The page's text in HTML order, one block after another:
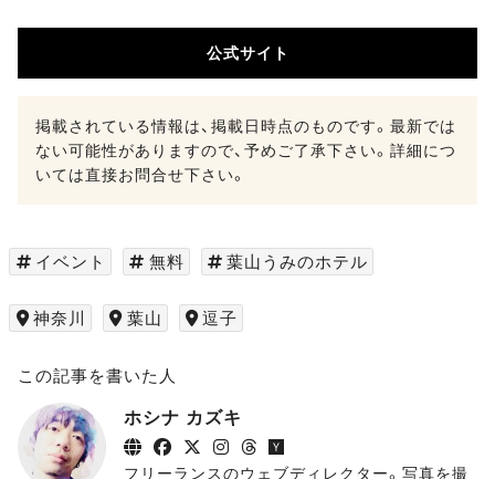
公式サイト
掲載されている情報は、掲載日時点のものです。最新では
ない可能性がありますので、予めご了承下さい。詳細につ
いては直接お問合せ下さい。
イベント 無料 葉山うみのホテル
神奈川 葉山 逗子
この記事を書いた人
ホシナ カズキ
フリーランスのウェブディレクター。写真を撮